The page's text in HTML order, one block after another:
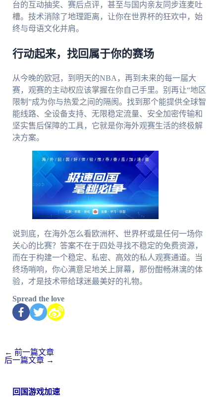
台的互动抽奖、赛后点评，甚至与国内亲友同步连麦吐
槽。技术消除了地理距离，让你在世界杯的狂欢中，始
终与母语文化并肩。
行动起来，找回属于你的赛场
从今晚的欧冠，到明天的NBA，再到未来的每一届大
赛，观赛的主动权应该掌握在你自己手里。别再让“地区
限制”成为你与热爱之间的隔阂。找到那个能提供全球智
能线路、全设备支持、无限稳定流量、安全加密传输和
坚实售后保障的工具，它就是你海外观赛生活的终极解
决方案。
说到底，在海外怎么看欧洲杯、世界杯或是任何一场你
关心的比赛？答案不在于四处寻找不稳定的免费资源，
而在于构建一个稳定、私密、高效的私人观赛通道。当
终场哨响，你心满意足地关上屏幕，那份酣畅淋漓的体
验，才是技术带给球迷最美好的礼物。
Spread the love
← 前一篇文章
后一篇文章 →
回国游戏加速